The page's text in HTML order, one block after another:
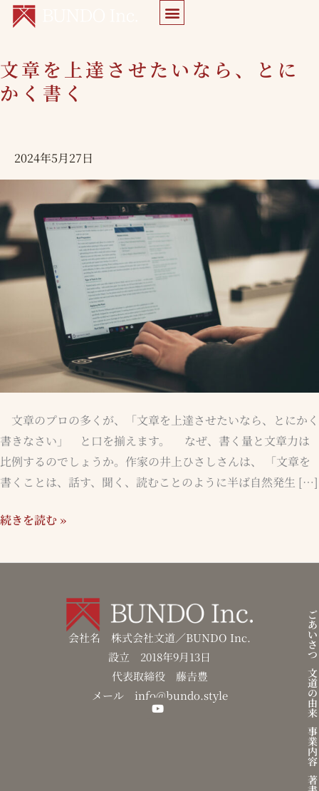
ス
キ
文章を上達させたいなら、とに
かく書く
2024年5月27日
文章のプロの多くが、「文章を上達させたいなら、とにかく
書きなさい」 と口を揃えます。 なぜ、書く量と文章力は
比例するのでしょうか。作家の井上ひさしさんは、 「文章を
書くことは、話す、聞く、読むことのように半ば自然発生 […]
文
章
た
い
な
ら、
書
く
続きを読む »
会社名 株式会社文道／BUNDO Inc.
設立 2018年9月13日
代表取締役 藤𠮷豊
メール info@bundo.style
Y
ご
あ
い
さ
つ
文
道
の
由
来
事
業
内
容
著